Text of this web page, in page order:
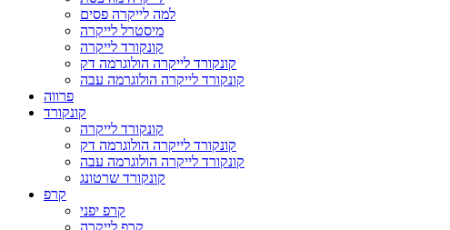
למה לייקרה פסים
מיסטרל לייקרה
קונקורד לייקרה
קונקורד לייקרה הולוגרמה דק
קונקורד לייקרה הולוגרמה עבה
פרווה
קונקורד
קונקורד לייקרה
קונקורד לייקרה הולוגרמה דק
קונקורד לייקרה הולוגרמה עבה
קונקורד שרטונג
קרפ
קרפ יפני
קרפ לייקרה